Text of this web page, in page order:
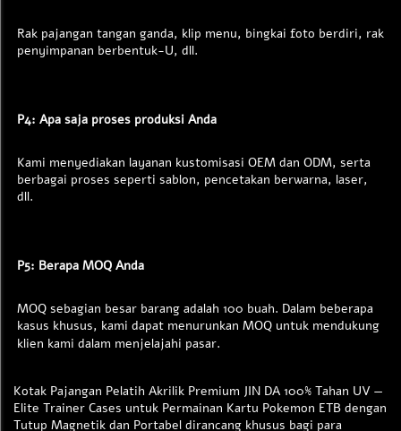
Rak pajangan tangan ganda, klip menu, bingkai foto berdiri, rak
penyimpanan berbentuk-U, dll.
P4: Apa saja proses produksi Anda
Kami menyediakan layanan kustomisasi OEM dan ODM, serta
berbagai proses seperti sablon, pencetakan berwarna, laser,
dll.
P5: Berapa MOQ Anda
MOQ sebagian besar barang adalah 100 buah. Dalam beberapa
kasus khusus, kami dapat menurunkan MOQ untuk mendukung
klien kami dalam menjelajahi pasar.
Kotak Pajangan Pelatih Akrilik Premium JIN DA 100% Tahan UV —
Elite Trainer Cases untuk Permainan Kartu Pokemon ETB dengan
Tutup Magnetik dan Portabel dirancang khusus bagi para